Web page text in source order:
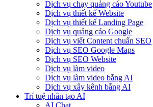
Dịch vụ chạy quảng cáo Youtube
Dịch vụ thiết kế Website
Dịch vụ thiết kế Landing Page
Dịch vụ quảng cáo Google
Dịch vụ viết Content chuẩn SEO
Dịch vụ SEO Google Maps
Dịch vụ SEO Website
Dịch vụ làm video
Dịch vụ làm video bằng AI
Dịch vụ xây kênh bằng AI
Trí tuệ nhân tạo AI
AI Chat